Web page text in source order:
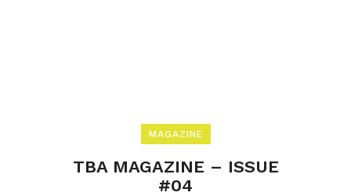
MAGAZINE
TBA MAGAZINE – ISSUE
#04